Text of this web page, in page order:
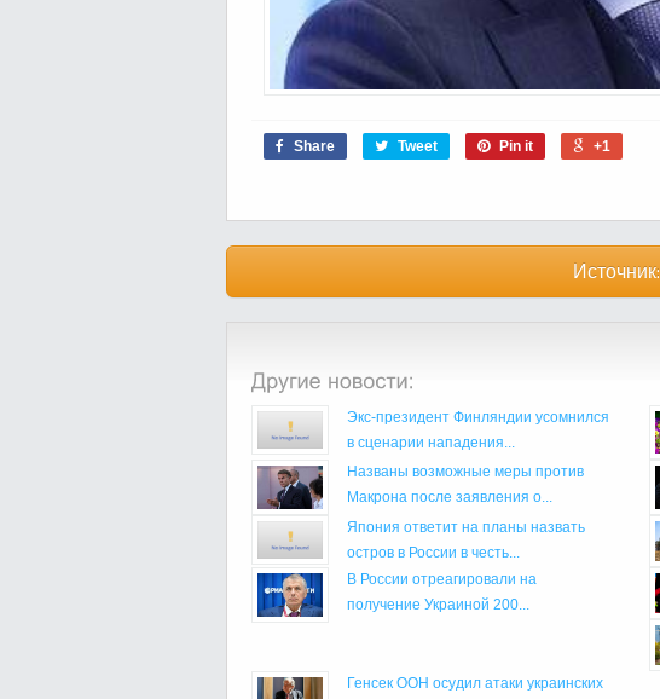
Share Tweet Pin it +1
Источник:
Экс-президент Финляндии усомнился
в сценарии нападения...
Названы возможные меры против
Макрона после заявления о...
Япония ответит на планы назвать
остров в России в честь...
В России отреагировали на
получение Украиной 200...
Генсек ООН осудил атаки украинских